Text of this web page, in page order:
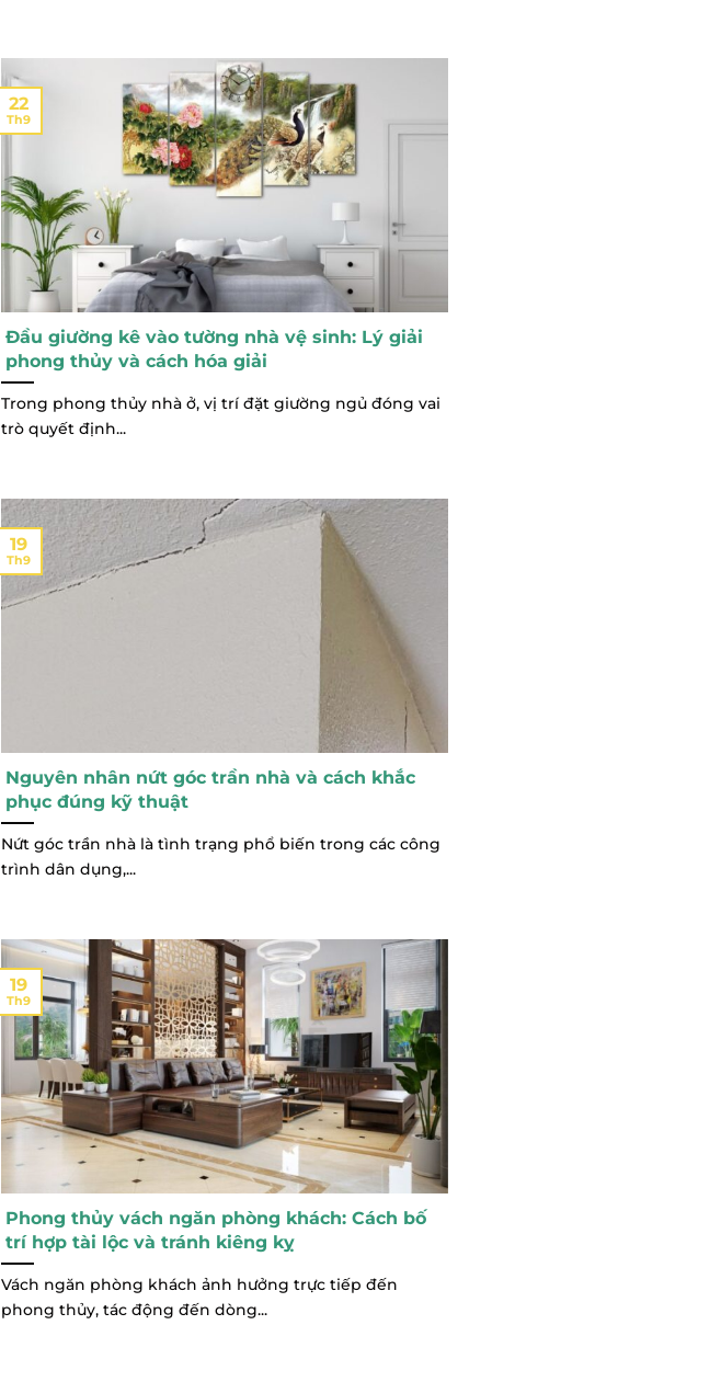
Đầu giường kê vào tường nhà vệ sinh: Lý giải
phong thủy và cách hóa giải
Trong phong thủy nhà ở, vị trí đặt giường ngủ đóng vai
trò quyết định...
22
Th9
Nguyên nhân nứt góc trần nhà và cách khắc
phục đúng kỹ thuật
Nứt góc trần nhà là tình trạng phổ biến trong các công
trình dân dụng,...
19
Th9
Phong thủy vách ngăn phòng khách: Cách bố
trí hợp tài lộc và tránh kiêng kỵ
Vách ngăn phòng khách ảnh hưởng trực tiếp đến
phong thủy, tác động đến dòng...
19
Th9